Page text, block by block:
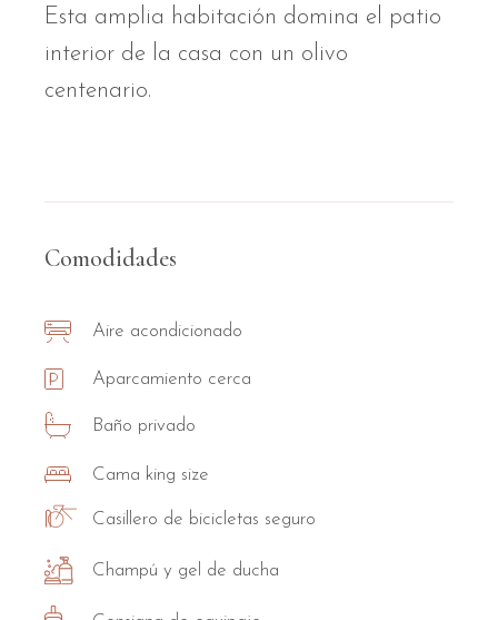
Esta amplia habitación domina el patio
interior de la casa con un olivo
centenario.
Comodidades
Aire acondicionado
Aparcamiento cerca
Baño privado
Cama king size
Casillero de bicicletas seguro
Champú y gel de ducha